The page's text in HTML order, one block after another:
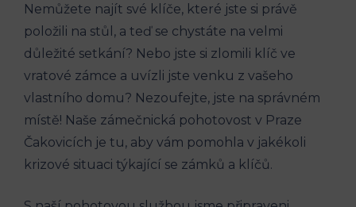
Nemůžete najít své klíče, které jste si právě
položili na stůl, a teď se chystáte na velmi
důležité setkání? Nebo jste si zlomili klíč ve
vratové zámce a uvízli jste venku z vašeho
vlastního domu? Nezoufejte, jste na správném
místě! Naše zámečnická pohotovost v Praze
Čakovicích je tu, aby vám pomohla v jakékoli
krizové situaci týkající se zámků a klíčů.